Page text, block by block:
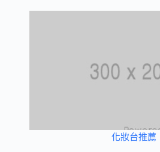
化妝台推薦